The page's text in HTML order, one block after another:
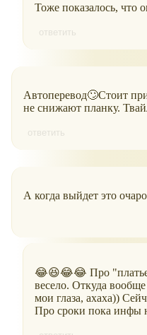
Тоже показалось, что
ответить
Автоперевод🙄Стоит
не снижают планку.
ответить
А когда выйдет это
😂😆😂😂 Про
весело. Откуда
мои глаза, ахаха))
Про сроки пока инфы